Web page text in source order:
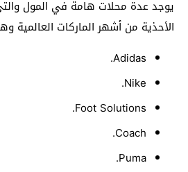
يوجد عدة محلات هامة في المول
الأحذية من أشهر الماركات العالمية
Adidas.
Nike.
Foot Solutions.
Coach.
Puma.